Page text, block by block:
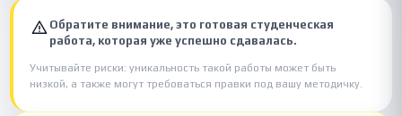
Обратите внимание, это готовая студенческая
работа, которая уже успешно сдавалась.
Учитывайте риски: уникальность такой работы может быть
низкой, а также могут требоваться правки под вашу методичку.